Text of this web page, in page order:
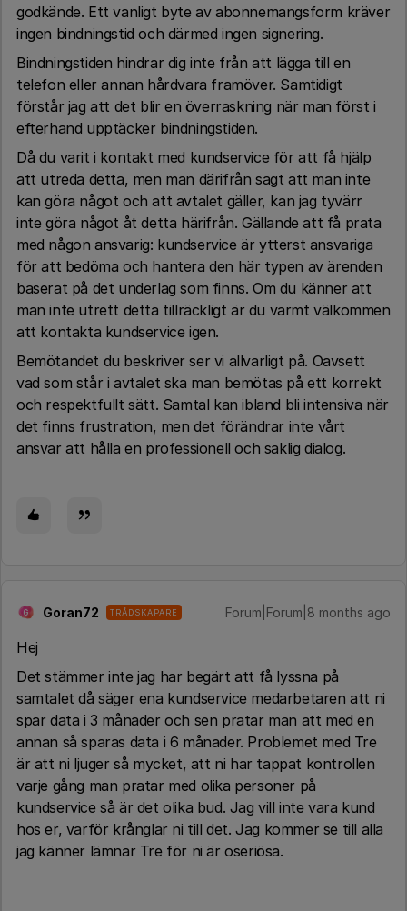
godkände. Ett vanligt byte av abonnemangsform kräver
ingen bindningstid och därmed ingen signering.
Bindningstiden hindrar dig inte från att lägga till en
telefon eller annan hårdvara framöver. Samtidigt
förstår jag att det blir en överraskning när man först i
efterhand upptäcker bindningstiden.
Då du varit i kontakt med kundservice för att få hjälp
att utreda detta, men man därifrån sagt att man inte
kan göra något och att avtalet gäller, kan jag tyvärr
inte göra något åt detta härifrån. Gällande att få prata
med någon ansvarig: kundservice är ytterst ansvariga
för att bedöma och hantera den här typen av ärenden
baserat på det underlag som finns. Om du känner att
man inte utrett detta tillräckligt är du varmt välkommen
att kontakta kundservice igen.
Bemötandet du beskriver ser vi allvarligt på. Oavsett
vad som står i avtalet ska man bemötas på ett korrekt
och respektfullt sätt. Samtal kan ibland bli intensiva när
det finns frustration, men det förändrar inte vårt
ansvar att hålla en professionell och saklig dialog.
G Goran72 TRÅDSKAPARE Forum|Forum|8 months ago
Hej
Det stämmer inte jag har begärt att få lyssna på
samtalet då säger ena kundservice medarbetaren att ni
spar data i 3 månader och sen pratar man att med en
annan så sparas data i 6 månader. Problemet med Tre
är att ni ljuger så mycket, att ni har tappat kontrollen
varje gång man pratar med olika personer på
kundservice så är det olika bud. Jag vill inte vara kund
hos er, varför krånglar ni till det. Jag kommer se till alla
jag känner lämnar Tre för ni är oseriösa.